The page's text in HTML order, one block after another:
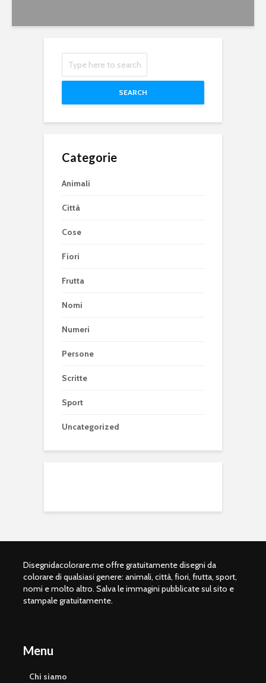
SEARCH
Categorie
Animali
Città
Cose
Fiori
Frutta
Nomi
Numeri
Persone
Scritte
Sport
Uncategorized
Disegnidacolorare.me offre gratuitamente disegni da
colorare di qualsiasi genere: animali, città, fiori, frutta, sport,
nomi e molto altro. Salva le immagini pubblicate sul sito e
stampale gratuitamente.
Menu
Chi siamo